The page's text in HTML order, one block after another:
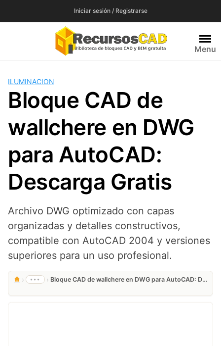
Iniciar sesión / Registrarse
Menu
ILUMINACION
Bloque CAD de
wallchere en DWG
para AutoCAD:
Descarga Gratis
Archivo DWG optimizado con capas
organizadas y detalles constructivos,
compatible con AutoCAD 2004 y versiones
superiores para un uso profesional.
› ••• › Bloque CAD de wallchere en DWG para AutoCAD: Descarga Gratis